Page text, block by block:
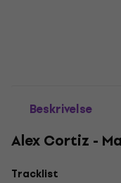
Beskrivelse
Alex Cortiz -
Tracklist